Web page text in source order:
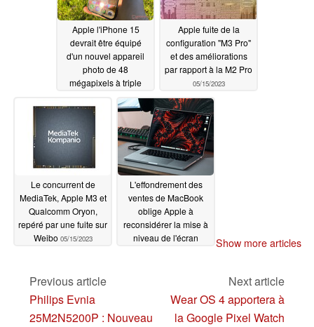
Apple l'iPhone 15
devrait être équipé
d'un nouvel appareil
photo de 48
mégapixels à triple
capteur sur les
modèles moins chers
Apple fuite de la
configuration "M3 Pro"
et des améliorations
par rapport à la M2 Pro
05/15/2023
Le concurrent de
MediaTek, Apple M3 et
Qualcomm Oryon,
repéré par une fuite sur
Weibo 05/15/2023
L'effondrement des
ventes de MacBook
oblige Apple à
reconsidérer la mise à
niveau de l'écran
Show more articles
Previous article
Philips Evnia
25M2N5200P : Nouveau
Next article
Wear OS 4 apportera à
la Google Pixel Watch